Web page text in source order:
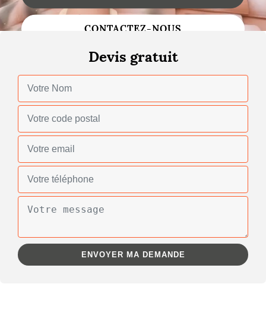
Changement de toiture
Gouttières
Réparation de toiture
CONTACTEZ-NOUS
Devis gratuit